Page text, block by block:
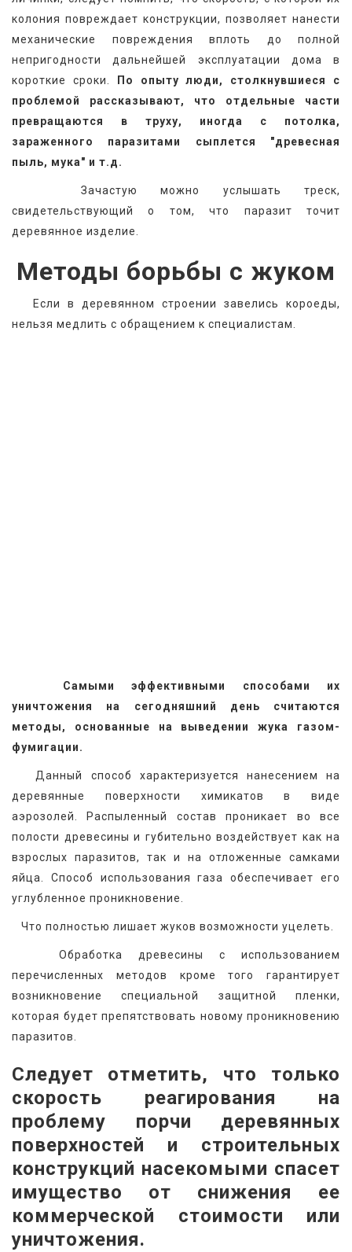
колония повреждает конструкции, позволяет нанести
механические повреждения вплоть до полной
непригодности дальнейшей эксплуатации дома в
короткие сроки.
По опыту люди, столкнувшиеся с
проблемой рассказывают, что отдельные части
превращаются в труху, иногда с потолка,
зараженного паразитами сыплется "древесная
пыль, мука" и т.д.
Зачастую можно услышать треск,
свидетельствующий о том, что паразит точит
деревянное изделие.
Методы борьбы с жуком
Если в деревянном строении завелись короеды,
нельзя медлить с обращением к специалистам.
Самыми эффективными способами их
уничтожения на сегодняшний день считаются
методы, основанные на выведении жука газом-
фумигации.
Данный способ характеризуется нанесением на
деревянные поверхности химикатов в виде
аэрозолей. Распыленный состав проникает во все
полости древесины и губительно воздействует как на
взрослых паразитов, так и на отложенные самками
яйца. Способ использования газа обеспечивает его
углубленное проникновение.
Что полностью лишает жуков возможности уцелеть.
Обработка древесины с использованием
перечисленных методов кроме того гарантирует
возникновение специальной защитной пленки,
которая будет препятствовать новому проникновению
паразитов.
Следует отметить, что только
скорость реагирования на
проблему порчи деревянных
поверхностей и строительных
конструкций насекомыми спасет
имущество от снижения ее
коммерческой стоимости или
уничтожения.